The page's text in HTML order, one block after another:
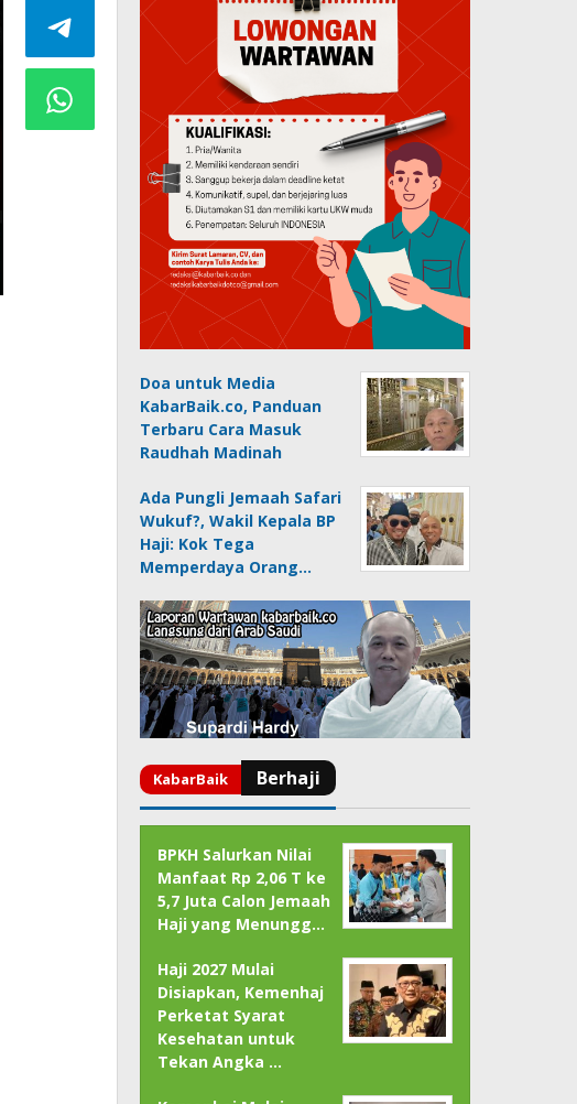
Doa untuk Media
KabarBaik.co, Panduan
Terbaru Cara Masuk
Raudhah Madinah
Ada Pungli Jemaah Safari
Wukuf?, Wakil Kepala BP
Haji: Kok Tega
Memperdaya Orang…
BPKH Salurkan Nilai
Manfaat Rp 2,06 T ke
5,7 Juta Calon Jemaah
Haji yang Menungg…
Haji 2027 Mulai
Disiapkan, Kemenhaj
Perketat Syarat
Kesehatan untuk
Tekan Angka …